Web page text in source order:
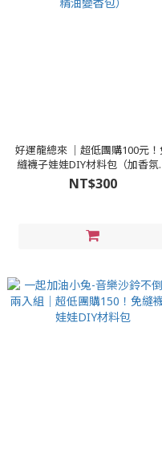
好運龍總來 │超低團購100元！
縫襪子娃娃DIY材料包（加香氛
油變香包）
NT$300